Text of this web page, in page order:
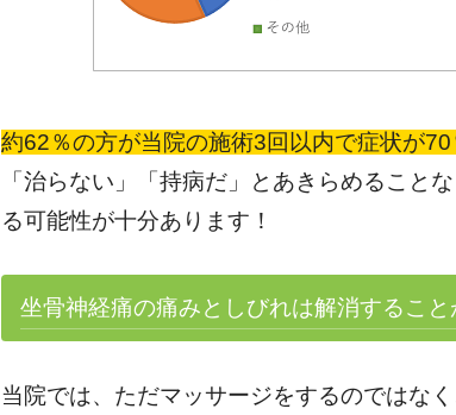
約62％の方が当院の施術3回以内で症状が
「治らない」「持病だ」とあきらめること
る可能性が十分あります！
坐骨神経痛の痛みとしびれは解消すること
当院では、ただマッサージをするのではな